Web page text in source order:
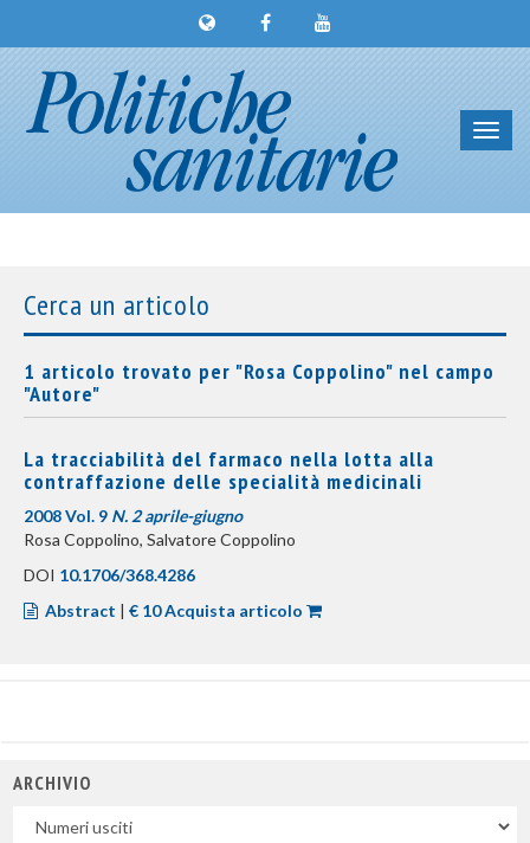
Cerca un articolo
1 articolo trovato per "Rosa Coppolino" nel campo
"Autore"
La tracciabilità del farmaco nella lotta alla
contraffazione delle specialità medicinali
2008 Vol. 9 N. 2 aprile-giugno
Rosa Coppolino, Salvatore Coppolino
DOI 10.1706/368.4286
Abstract | € 10 Acquista articolo
ARCHIVIO